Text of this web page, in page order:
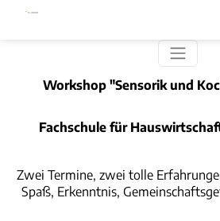
Direkt zum Inhalt
Workshop "Sensorik und
Fachschule für
Zwei Termine, zwei tolle
Spaß, Erkenntnis,